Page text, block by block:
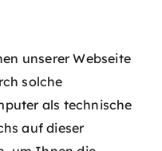
unserer Webseite
solche
als technische
auf dieser